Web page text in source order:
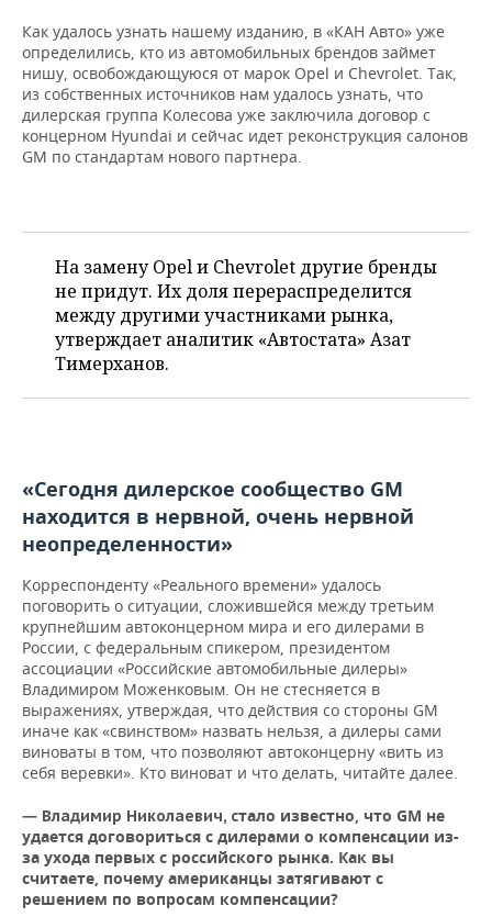
Как удалось узнать нашему изданию, в «КАН Авто» уже
определились, кто из автомобильных брендов займет
нишу, освобождающуюся от марок Opel и Chevrolet. Так,
из собственных источников нам удалось узнать, что
дилерская группа Колесова уже заключила договор с
концерном Hyundai и сейчас идет реконструкция салонов
GM по стандартам нового партнера.
На замену Opel и Chevrolet другие бренды
не придут. Их доля перераспределится
между другими участниками рынка,
утверждает аналитик «Автостата» Азат
Тимерханов.
«Сегодня дилерское сообщество GM
находится в нервной, очень нервной
неопределенности»
Корреспонденту «Реального времени» удалось
поговорить о ситуации, сложившейся между третьим
крупнейшим автоконцерном мира и его дилерами в
России, с федеральным спикером, президентом
ассоциации «Российские автомобильные дилеры»
Владимиром Моженковым. Он не стесняется в
выражениях, утверждая, что действия со стороны GM
иначе как «свинством» назвать нельзя, а дилеры сами
виноваты в том, что позволяют автоконцерну «вить из
себя веревки». Кто виноват и что делать, читайте далее.
— Владимир Николаевич, стало известно, что GM не
удается договориться с дилерами о компенсации из-
за ухода первых с российского рынка. Как вы
считаете, почему американцы затягивают с
решением по вопросам компенсации?